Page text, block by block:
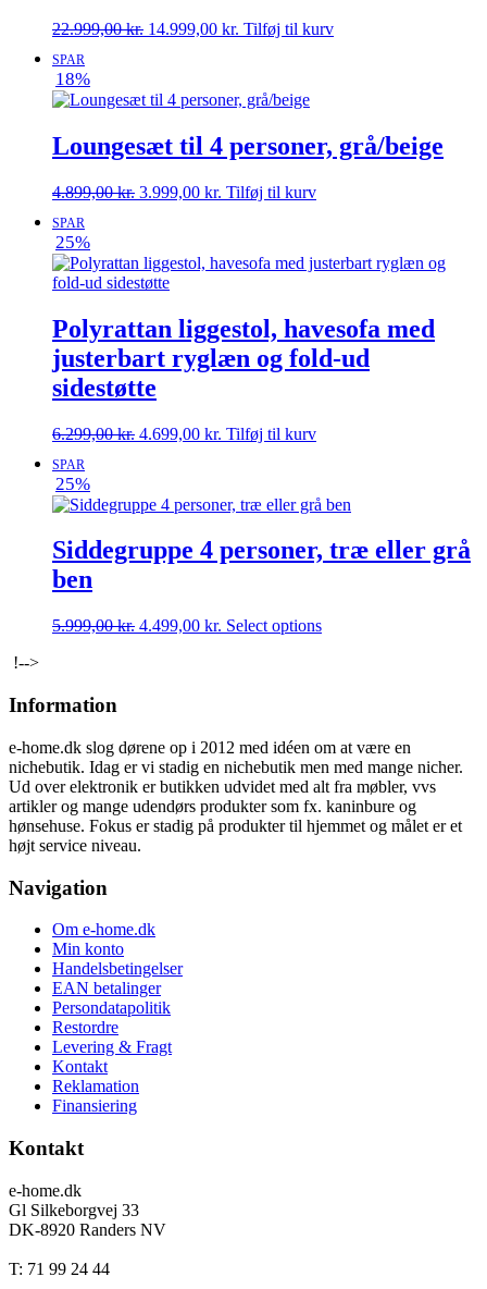
22.999,00kr. Den
22.999,00 kr..
14.999,00 kr. Den
14.999,00 kr..
Tilføj til kurv
SPAR
18%
Loungesæt til 4 personer, grå/beige
4.899,00kr. Den
4.899,00 kr..
3.999,00 kr. Den
3.999,00 kr..
Tilføj til kurv
SPAR
25%
Polyrattan liggestol, havesofa med
justerbart ryglæn og fold-ud
sidestøtte
6.299,00kr. Den
6.299,00 kr..
4.699,00 kr. Den
4.699,00 kr..
Tilføj til kurv
SPAR
25%
Siddegruppe 4 personer, træ eller grå
ben
5.999,00kr. Den
4.499,00 kr. Den
Select options
!-->
Information
e-home.dk slog dørene op i 2012 med idéen om at være en
nichebutik. Idag er vi stadig en nichebutik men med mange nicher.
Ud over elektronik er butikken udvidet med alt fra møbler, vvs
artikler og mange udendørs produkter som fx. kaninbure og
hønsehuse. Fokus er stadig på produkter til hjemmet og målet er et
højt service niveau.
Navigation
Om e-home.dk
Min konto
Handelsbetingelser
EAN betalinger
Persondatapolitik
Restordre
Levering & Fragt
Kontakt
Reklamation
Finansiering
Kontakt
e-home.dk
Gl Silkeborgvej 33
DK-8920 Randers NV
T: 71 99 24 44